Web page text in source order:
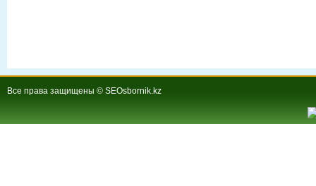
Все права защищены © SEOsbornik.kz